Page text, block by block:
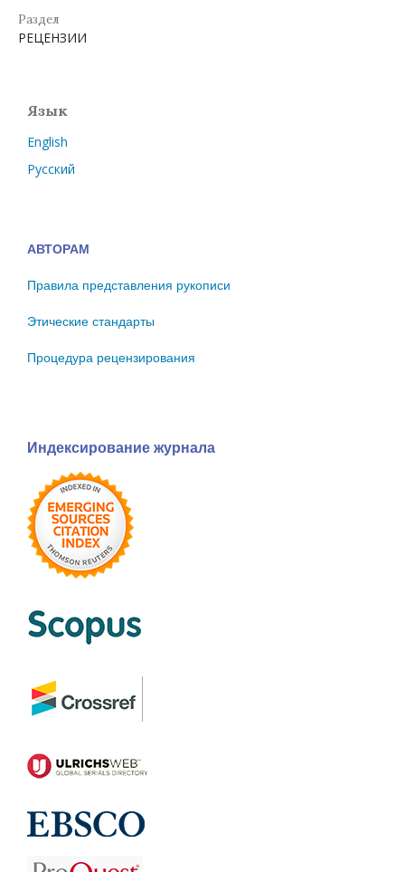
Раздел
РЕЦЕНЗИИ
Язык
English
Русский
АВТОРАМ
Правила представления рукописи
Этические стандарты
Процедура рецензирования
Индексирование журнала